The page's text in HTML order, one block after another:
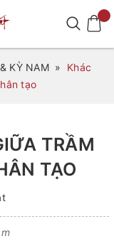
KỲ NAM »
Khác
tạo
TRẦM
TẠO